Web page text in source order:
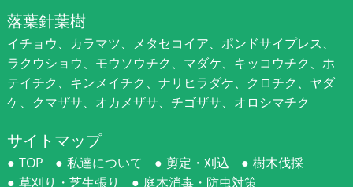
落葉針葉樹
イチョウ、カラマツ、メタセコイア、ポンドサイプレス、
ラクウショウ、モウソウチク、マダケ、キッコウチク、ホ
テイチク、キンメイチク、ナリヒラダケ、クロチク、ヤダ
ケ、クマザサ、オカメザサ、チゴザサ、オロシマチク
サイトマップ
TOP 私達について 剪定・刈込
樹木伐採
草刈り・芝生張り
庭木消毒・防虫対策